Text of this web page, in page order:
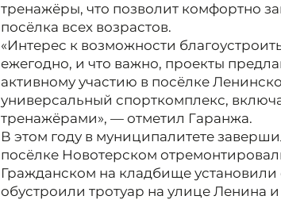
тренажёры, что позволит комфортно
посёлка всех возрастов.
«Интерес к возможности
ежегодно, и что важно, проекты
активному участию в посёлке
универсальный спорткомплекс,
тренажёрами», — отметил Гаранжа.
В этом году в муниципалитете
посёлке Новотерском
Гражданском на кладбище
обустроили тротуар на улице Ленина